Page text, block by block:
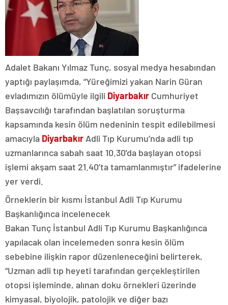
Adalet Bakanı Yılmaz Tunç, sosyal medya hesabından
yaptığı paylaşımda, “Yüreğimizi yakan Narin Güran
evladımızın ölümüyle ilgili Diyarbakır Cumhuriyet
Başsavcılığı tarafından başlatılan soruşturma
kapsamında kesin ölüm nedeninin tespit edilebilmesi
amacıyla Diyarbakır Adli Tıp Kurumu’nda adli tıp
uzmanlarınca sabah saat 10.30’da başlayan otopsi
işlemi akşam saat 21.40’ta tamamlanmıştır” ifadelerine
yer verdi.
Örneklerin bir kısmı İstanbul Adli Tıp Kurumu
Başkanlığınca incelenecek
Bakan Tunç İstanbul Adli Tıp Kurumu Başkanlığınca
yapılacak olan incelemeden sonra kesin ölüm
sebebine ilişkin rapor düzenleneceğini belirterek,
“Uzman adli tıp heyeti tarafından gerçekleştirilen
otopsi işleminde, alınan doku örnekleri üzerinde
kimyasal, biyolojik, patolojik ve diğer bazı